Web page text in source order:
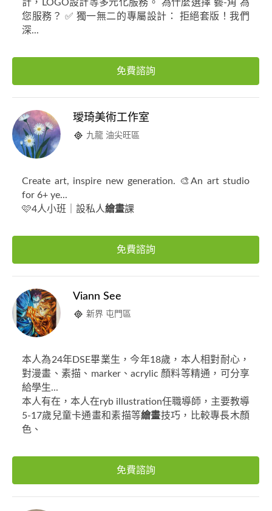
計，LOGO設計等多元化服務。 為什麼選擇 藝-角 為
您服務？ ✅ 獨一無二的專屬設計： 拒絕套版！我們
深...
免費諮詢
璦琦美術工作室
九龍 油尖旺區
Create art, inspire new generation. 🎨An art studio
for 6+ ye...
🩷4人小班｜設私人繪畫課
免費諮詢
Viann See
新界 屯門區
本人為24年DSE畢業生，今年18歲，本人相對耐心，
對漫畫、素描、marker、acrylic 顏料等精通，可分享
給學生...
本人有在，本人在ryb illustration任職導師，主要教導
5-17歲兒童卡通畫和素描等繪畫技巧，比較專長木顏
色、
免費諮詢